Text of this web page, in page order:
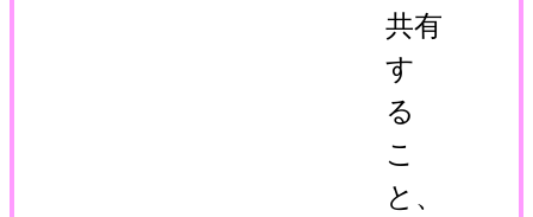
共有
す
る
こ
と、